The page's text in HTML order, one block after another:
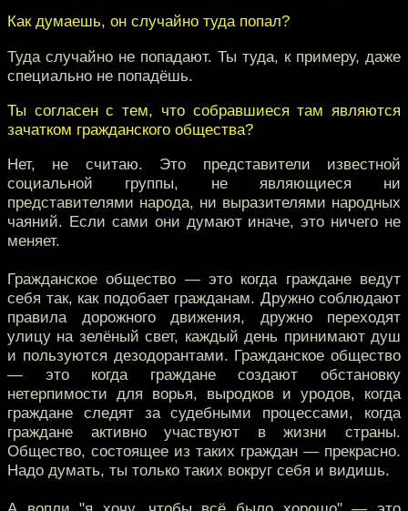
Как думаешь, он случайно туда попал?
Туда случайно не попадают. Ты туда, к примеру, даже
специально не попадёшь.
Ты согласен с тем, что собравшиеся там являются
зачатком гражданского общества?
Нет, не считаю. Это представители известной
социальной группы, не являющиеся ни
представителями народа, ни выразителями народных
чаяний. Если сами они думают иначе, это ничего не
меняет.
Гражданское общество — это когда граждане ведут
себя так, как подобает гражданам. Дружно соблюдают
правила дорожного движения, дружно переходят
улицу на зелёный свет, каждый день принимают душ
и пользуются дезодорантами. Гражданское общество
— это когда граждане создают обстановку
нетерпимости для ворья, выродков и уродов, когда
граждане следят за судебными процессами, когда
граждане активно участвуют в жизни страны.
Общество, состоящее из таких граждан — прекрасно.
Надо думать, ты только таких вокруг себя и видишь.